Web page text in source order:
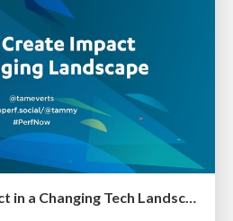
How to Create Impact in a Changing Tech Landscape [PerfNow 2023]